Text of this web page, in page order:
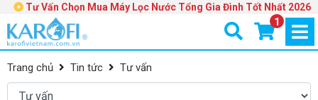
Tư Vấn Chọn Mua Máy Lọc Nước Tổng Gia Đình Tốt Nhất 2026
1
Trang chủ Tin tức Tư vấn